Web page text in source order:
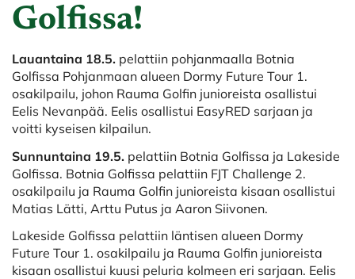
Golfissa!
Lauantaina 18.5. pelattiin pohjanmaalla Botnia
Golfissa Pohjanmaan alueen Dormy Future Tour 1.
osakilpailu, johon Rauma Golfin junioreista osallistui
Eelis Nevanpää. Eelis osallistui EasyRED sarjaan ja
voitti kyseisen kilpailun.
Sunnuntaina 19.5. pelattiin Botnia Golfissa ja Lakeside
Golfissa. Botnia Golfissa pelattiin FJT Challenge 2.
osakilpailu ja Rauma Golfin junioreista kisaan osallistui
Matias Lätti, Arttu Putus ja Aaron Siivonen.
Lakeside Golfissa pelattiin läntisen alueen Dormy
Future Tour 1. osakilpailu ja Rauma Golfin junioreista
kisaan osallistui kuusi peluria kolmeen eri sarjaan. Eelis